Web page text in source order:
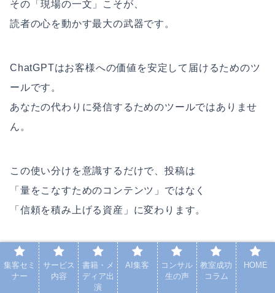
その「現場の一文」こそが、
読者の心を動かす最大の武器です。
ChatGPTはお客様への価値を安定して届けるためのツ
ールです。
あなたの代わりに発信するためのツールではありませ
ん。
この使い分けを意識するだけで、投稿は
「量をこなすためのコンテンツ」ではなく
「信頼を積み上げる資産」に変わります。
薬膳講座の生徒さんは、
月30万円の売上がやっとという状態から、
集客セミ
ナー
サービス
内容
書籍・メ
ディア出
演
AI集客
コンサル
生の声
教室成功
コラム
HOME